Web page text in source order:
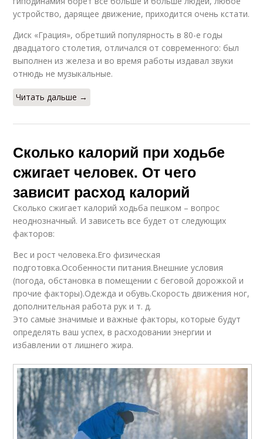
устройство, дарящее движение, приходится очень кстати.
Диск «Грация», обретший популярность в 80-е годы
двадцатого столетия, отличался от современного: был
выполнен из железа и во время работы издавал звуки
отнюдь не музыкальные.
Читать дальше →
Сколько калорий при ходьбе
сжигает человек. От чего
зависит расход калорий
Сколько сжигает калорий ходьба пешком – вопрос
неоднозначный. И зависеть все будет от следующих
факторов:
Вес и рост человека.Его физическая
подготовка.Особенности питания.Внешние условия
(погода, обстановка в помещении с беговой дорожкой и
прочие факторы).Одежда и обувь.Скорость движения ног,
дополнительная работа рук и т. д.
Это самые значимые и важные факторы, которые будут
определять ваш успех, в расходовании энергии и
избавлении от лишнего жира.